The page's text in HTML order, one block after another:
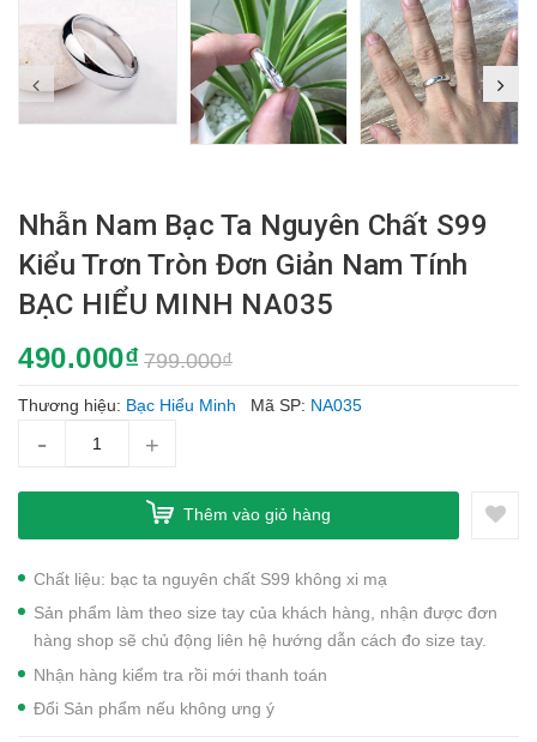
Nhẫn Nam Bạc Ta Nguyên Chất S99
Kiểu Trơn Tròn Đơn Giản Nam Tính
BẠC HIỂU MINH NA035
490.000₫ 799.000₫
Thương hiệu: Bạc Hiểu Minh Mã SP: NA035
- +
Thêm vào giỏ hàng
Chất liệu: bạc ta nguyên chất S99 không xi mạ
Sản phẩm làm theo size tay của khách hàng, nhận được đơn
hàng shop sẽ chủ động liên hệ hướng dẫn cách đo size tay.
Nhận hàng kiểm tra rồi mới thanh toán
Đổi Sản phẩm nếu không ưng ý